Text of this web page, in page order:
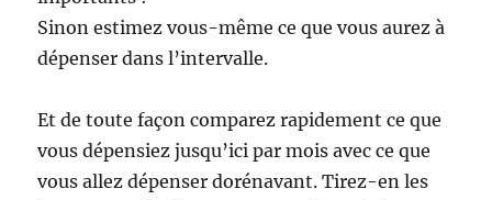
Sinon estimez vous-même ce que vous aurez à
dépenser dans l’intervalle.
Et de toute façon comparez rapidement ce que
vous dépensiez jusqu’ici par mois avec ce que
vous allez dépenser dorénavant. Tirez-en les